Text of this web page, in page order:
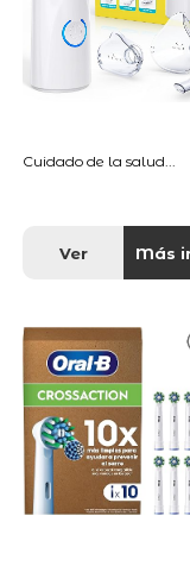
Cuidado de la salud...
Ver Más